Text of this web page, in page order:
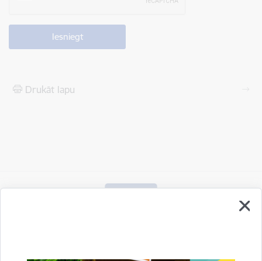
Drukāt lapu